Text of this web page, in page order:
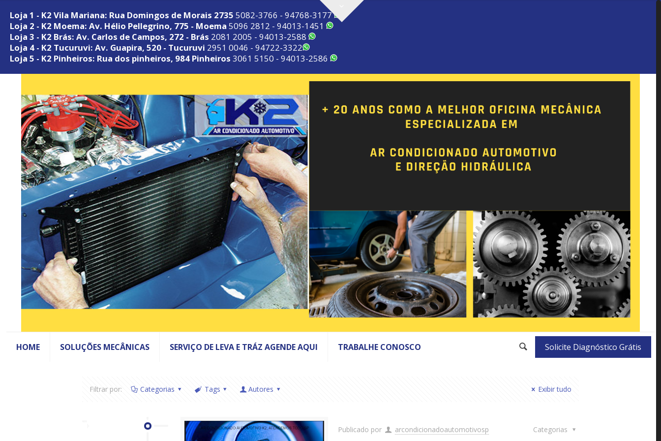
Loja 1 - K2 Vila Mariana: Rua Domingos de Morais 2735 5082-3766 - 94768-3177
Loja 2 - K2 Moema: Av. Hélio Pellegrino, 775 - Moema 5096 2812 - 94013-1451
Loja 3 - K2 Brás: Av. Carlos de Campos, 272 - Brás 2081 2005 - 94013-2588
Loja 4 - K2 Tucuruvi: Av. Guapira, 520 - Tucuruvi 2951 0046 - 94722-3322
Loja 5 - K2 Pinheiros: Rua dos pinheiros, 984 Pinheiros 3061 5150 - 94013-2586
HOME SOLUÇÕES MECÂNICAS SERVIÇO DE LEVA E TRÁZ AGENDE AQUI TRABALHE CONOSCO Solicite Diagnóstico Grátis
Filtrar por: Categorias Tags Autores Exibir tudo
Publicado por arcondicionadoautomotivosp Categorias